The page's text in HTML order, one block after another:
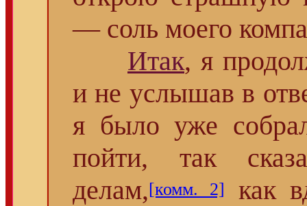
— соль моего
Итак, я
и не услышав в
я было уже
пойти, так
делам,[комм. 2] как